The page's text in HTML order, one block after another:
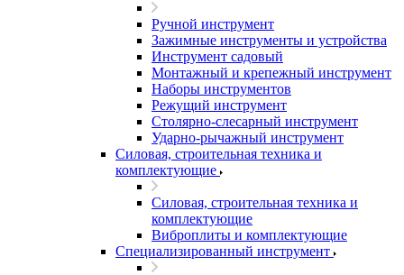
Ручной инструмент
Зажимные инструменты и устройства
Инструмент садовый
Монтажный и крепежный инструмент
Наборы инструментов
Режущий инструмент
Столярно-слесарный инструмент
Ударно-рычажный инструмент
Силовая, строительная техника и
комплектующие
Силовая, строительная техника и
комплектующие
Виброплиты и комплектующие
Специализированный инструмент